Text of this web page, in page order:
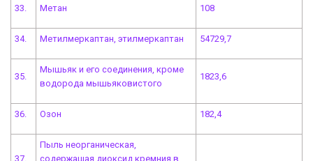
33. Метан 108
34. Метилмеркаптан, этилмеркаптан 54729,7
35.
Мышьяк и его соединения, кроме
водорода мышьяковистого
1823,6
36. Озон 182,4
37.
Пыль неорганическая,
содержащая диоксид кремния в